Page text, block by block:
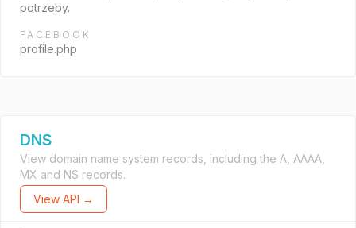
potrzeby.
FACEBOOK
profile.php
DNS
View domain name system records, including the A, AAAA,
MX and NS records.
View API →